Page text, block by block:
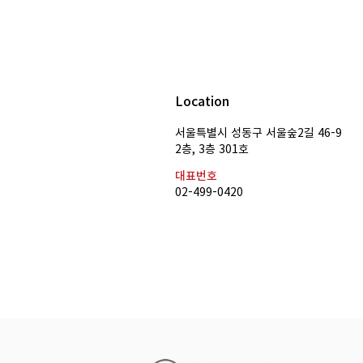
[공채 합격] 국방홍보원 유튜브
MC 유채홍 합격
Location
서울특별시 성동구 서울숲2길 46-9
​2층, 3층 301호
대표번호
02-499-0420